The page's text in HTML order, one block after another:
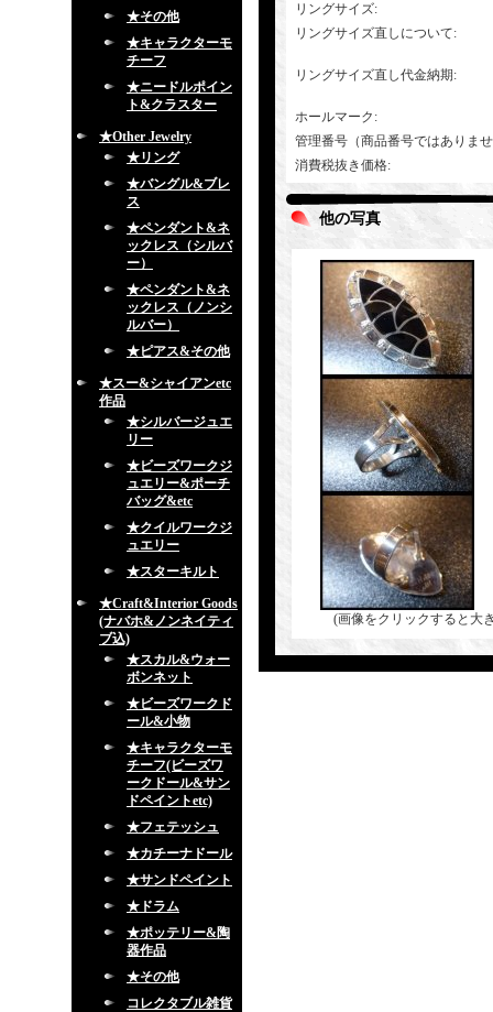
★その他
★キャラクターモ
チーフ
★ニードルポイン
ト&クラスター
★Other Jewelry
★リング
★バングル&ブレ
ス
★ペンダント&ネ
ックレス（シルバ
ー）
★ペンダント&ネ
ックレス（ノンシ
ルバー）
★ピアス&その他
★スー&シャイアンetc
作品
★シルバージュエ
リー
★ビーズワークジ
ュエリー&ポーチ
バッグ&etc
★クイルワークジ
ュエリー
★スターキルト
★Craft&Interior Goods
(ナバホ&ノンネイティ
ブ込)
★スカル&ウォー
ボンネット
★ビーズワークド
ール&小物
★キャラクターモ
チーフ(ビーズワ
ークドール&サン
ドペイントetc)
★フェテッシュ
★カチーナドール
★サンドペイント
★ドラム
★ポッテリー&陶
器作品
★その他
コレクタブル雑貨
リングサイズ:
リングサイズ直しについて:
リングサイズ直し代金納期:
ホールマーク :
管理番号（商品番号ではありま
消費税抜き価格:
他の写真
(画像をクリックすると大